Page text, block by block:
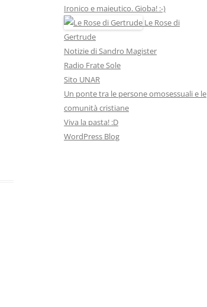
Ironico e maieutico. Gioba! :-)
Le Rose di
Gertrude
Notizie di Sandro Magister
Radio Frate Sole
Sito UNAR
Un ponte tra le persone omosessuali e le
comunità cristiane
Viva la pasta! :D
WordPress Blog